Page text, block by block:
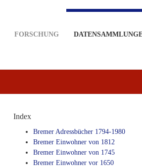
FORSCHUNG
Index
Bremer Adressbücher 1794-1980
Bremer Einwohner von 1812
Bremer Einwohner von 1745
Bremer Einwohner vor 1650